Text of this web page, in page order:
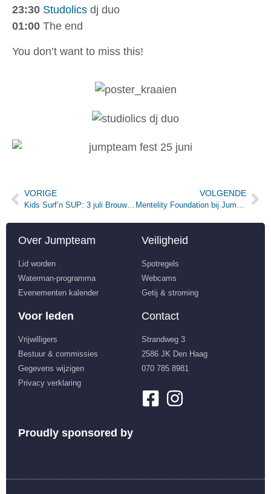
23:30 Studolics dj duo
01:00 The end
You don’t want to miss this!
VORIGE
Kids Surf’n SUP: 3 juli Brouwersdam
VOLGENDE
Mentelity Foundation bij Jumpteam
Over Jumpteam
Lid worden
Waterman-programma
Evenementen kalender
Veiligheid
Spotregels
Webcams
Getij & stroming
Voor leden
Vrijwilligers
Bestuur & commissies
Gegevens wijzigen
Privacy verklaring
Contact
Strandweg 3
2586 JK Den Haag
070 785 8981
Proudly sponsored by